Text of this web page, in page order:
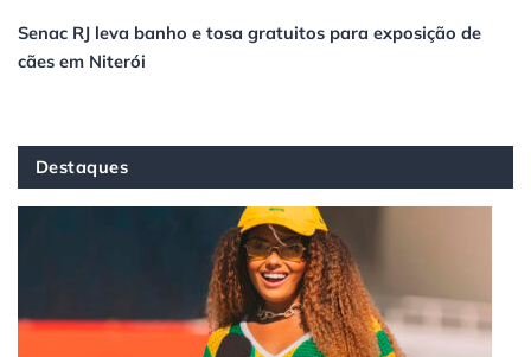
Senac RJ leva banho e tosa gratuitos para exposição de
cães em Niterói
Destaques